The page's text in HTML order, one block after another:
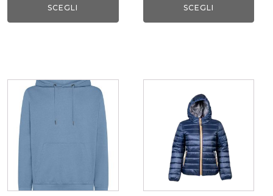
SCEGLI SCEGLI
Questo
prodotto
ha
più
varianti.
Le
opzioni
prodotto
varianti.
opzioni